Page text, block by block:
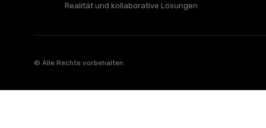
Realität und kollaborative Lösungen
© Alle Rechte vorbehalten